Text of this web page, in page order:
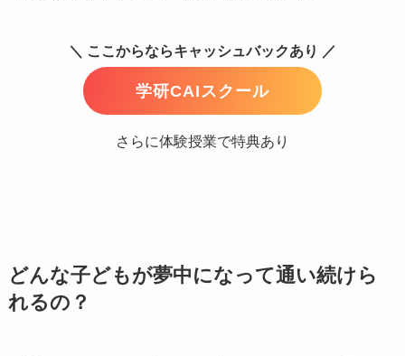
＼ ここからならキャッシュバックあり ／
学研CAIスクール
さらに体験授業で特典あり
どんな子どもが夢中になって通い続けら
れるの？